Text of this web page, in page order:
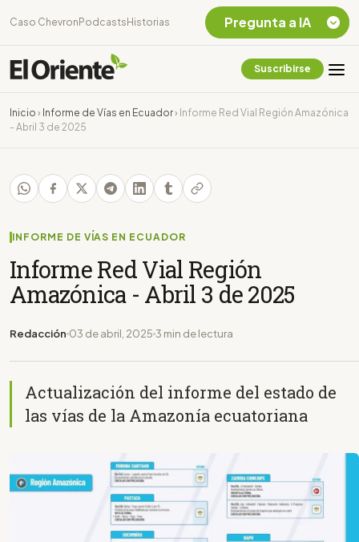
Caso Chevron Podcasts Historias
Suscribirse
Inicio › Informe de Vías en Ecuador› Informe Red Vial Región Amazónica
- Abril 3 de 2025
INFORME DE VÍAS EN ECUADOR
Informe Red Vial Región
Amazónica - Abril 3 de 2025
Redacción 03 de abril, 2025 3 min de lectura
Actualización del informe del estado de
las vías de la Amazonía ecuatoriana
Pregunta a IA
Chevron Ecuador